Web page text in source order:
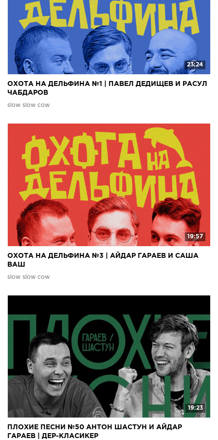
23:24
ОХОТА НА ДЕЛЬФИНА №1 | ПАВЕЛ ДЕДИЩЕВ И РАСУЛ
ЧАБДАРОВ
slow slow cow
19:57
ОХОТА НА ДЕЛЬФИНА №3 | АЙДАР ГАРАЕВ И САША
ВАШ
slow slow cow
19:23
ПЛОХИЕ ПЕСНИ №50 АНТОН ШАСТУН И АЙДАР
ГАРАЕВ | ДЕР-КЛАСИКЕР